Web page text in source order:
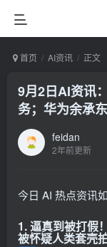
首页 AI资讯 正文
9月2日AI资讯
务；华为余承
feidan
2年前更新
今日 AI 热点资讯如
1. 逼真到被打假
被怀疑人类套壳